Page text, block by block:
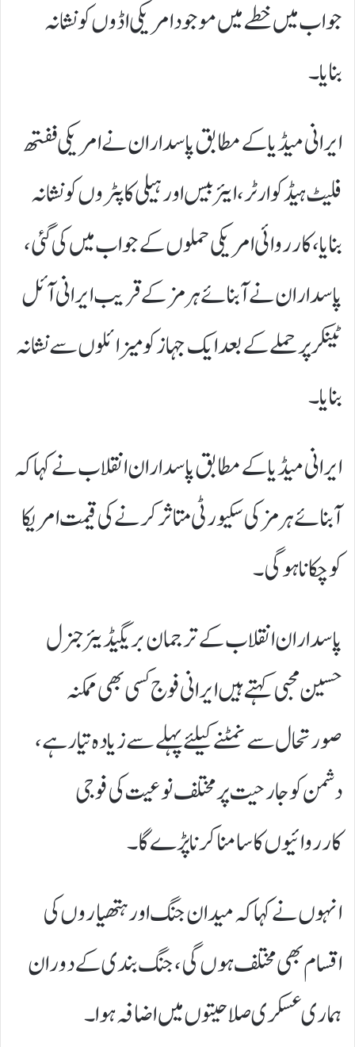
جواب میں خطے میں موجود امریکی اڈوں کو نشانہ
بنایا۔
ایرانی میڈیا کے مطابق پاسداران نے امریکی ففتھ
فلیٹ ہیڈکوارٹر، ایئربیس اور ہیلی کاپٹروں کو نشانہ
بنایا، کارروائی امریکی حملوں کے جواب میں کی گئی،
پاسداران نے آبنائے ہرمز کے قریب ایرانی آئل
ٹینکر پر حملے کے بعد ایک جہاز کو میزائلوں سے نشانہ
بنایا۔
ایرانی میڈیا کے مطابق پاسداران انقلاب نے کہا کہ
آبنائے ہرمز کی سکیورٹی متاثر کرنے کی قیمت امریکا
کو چکانا ہوگی۔
پاسداران انقلاب کے ترجمان بریگیڈیئر جنرل
حسین محبی کہتے ہیں ایرانی فوج کسی بھی ممکنہ
صورتحال سے نمٹنے کیلئے پہلے سے زیادہ تیار ہے،
دشمن کو جارحیت پر مختلف نوعیت کی فوجی
کارروائیوں کا سامنا کرنا پڑے گا۔
انہوں نے کہا کہ میدان جنگ اور ہتھیاروں کی
اقسام بھی مختلف ہوں گی، جنگ بندی کے دوران
ہماری عسکری صلاحیتوں میں اضافہ ہوا۔